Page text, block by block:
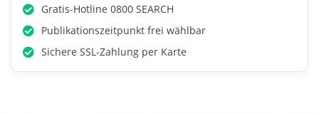
Gratis-Hotline 0800 SEARCH
Publikationszeitpunkt frei wählbar
Sichere SSL-Zahlung per Karte